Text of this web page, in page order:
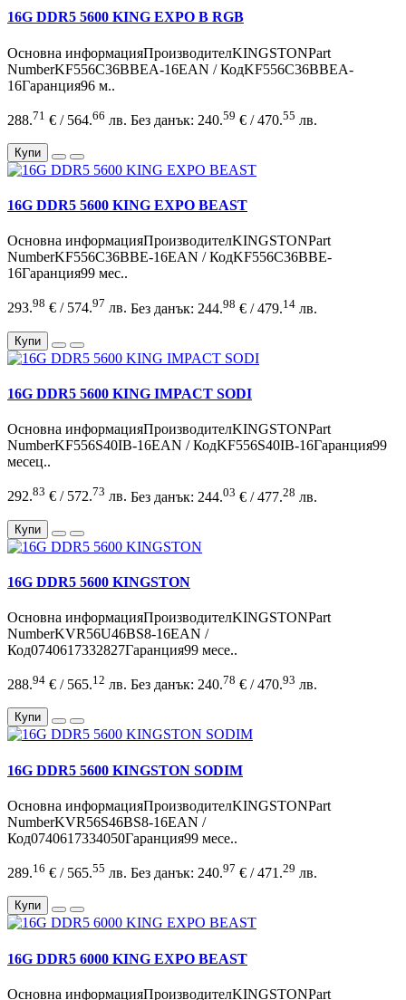
16G DDR5 5600 KING EXPO B RGB
Основна информацияПроизводителKINGSTONPart
NumberKF556C36BBEA-16EAN / КодKF556C36BBEA-
16Гаранция96 м..
288.71 € / 564.66 лв. Без данък: 240.59 € / 470.55 лв.
Купи
16G DDR5 5600 KING EXPO BEAST
Основна информацияПроизводителKINGSTONPart
NumberKF556C36BBE-16EAN / КодKF556C36BBE-
16Гаранция99 мес..
293.98 € / 574.97 лв. Без данък: 244.98 € / 479.14 лв.
Купи
16G DDR5 5600 KING IMPACT SODI
Основна информацияПроизводителKINGSTONPart
NumberKF556S40IB-16EAN / КодKF556S40IB-16Гаранция99
месец..
292.83 € / 572.73 лв. Без данък: 244.03 € / 477.28 лв.
Купи
16G DDR5 5600 KINGSTON
Основна информацияПроизводителKINGSTONPart
NumberKVR56U46BS8-16EAN /
Код0740617332827Гаранция99 месе..
288.94 € / 565.12 лв. Без данък: 240.78 € / 470.93 лв.
Купи
16G DDR5 5600 KINGSTON SODIM
Основна информацияПроизводителKINGSTONPart
NumberKVR56S46BS8-16EAN /
Код0740617334050Гаранция99 месе..
289.16 € / 565.55 лв. Без данък: 240.97 € / 471.29 лв.
Купи
16G DDR5 6000 KING EXPO BEAST
Основна информацияПроизводителKINGSTONPart